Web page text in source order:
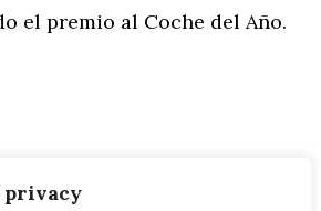
privacy
el premio al Coche del Año.